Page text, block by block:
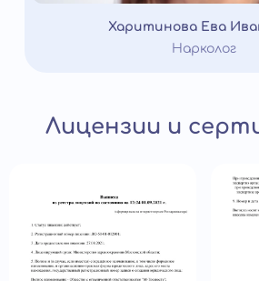
Харитинова Ева
Нарколог
Лицензии и